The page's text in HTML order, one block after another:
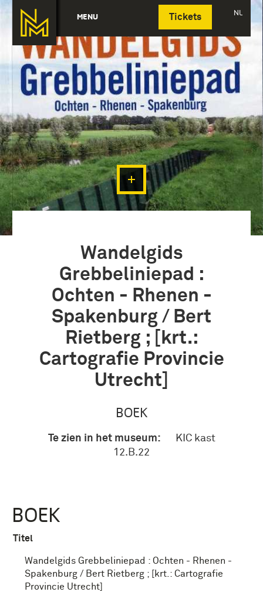
MENU Tickets NL
Deutsch
Wandelgids
Grebbeliniepad :
Ochten - Rhenen -
Spakenburg / Bert
Rietberg ; [krt.:
Cartografie Provincie
Utrecht]
BOEK
Te zien in het museum:
KIC kast
12.B.22
BOEK
Titel
Wandelgids Grebbeliniepad : Ochten - Rhenen -
Spakenburg / Bert Rietberg ; [krt.: Cartografie
Provincie Utrecht]